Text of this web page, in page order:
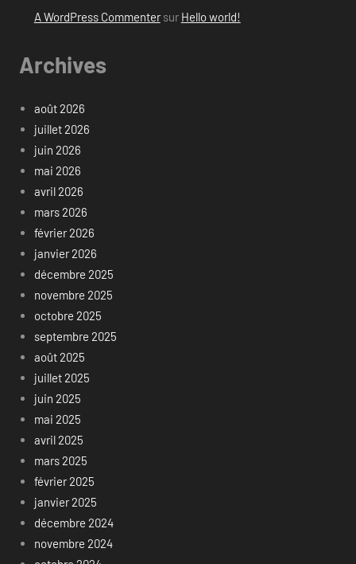
A WordPress Commentersur Hello world!
Archives
août 2026
juillet 2026
juin 2026
mai 2026
avril 2026
mars 2026
février 2026
janvier 2026
décembre 2025
novembre 2025
octobre 2025
septembre 2025
août 2025
juillet 2025
juin 2025
mai 2025
avril 2025
mars 2025
février 2025
janvier 2025
décembre 2024
novembre 2024